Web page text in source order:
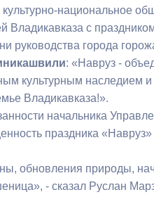
действий
Выборы
национальное
с
руководства города
: «Навруз -
культурным наследием и
Владикавказа!».
начальника
праздника
обновления природы,
- сказал Руслан